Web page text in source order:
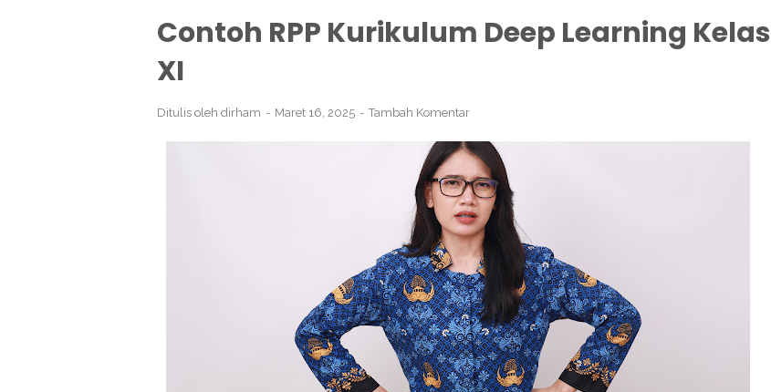
Contoh RPP Kurikulum Deep Learning Kelas
XI
Ditulis oleh dirham Maret 16, 2025 Tambah Komentar